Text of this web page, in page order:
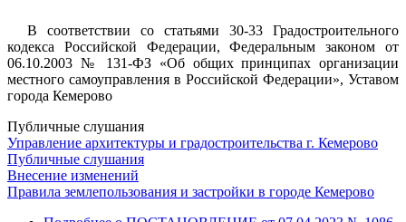
В соответствии со статьями 30-33 Градостроительного
кодекса Российской Федерации, Федеральным законом от
06.10.2003 № 131-ФЗ «Об общих принципах организации
местного самоуправления в Российской Федерации», Уставом
города Кемерово
Публичные слушания
Управление архитектуры и градостроительства г. Кемерово
Публичные слушания
Внесение изменений
Правила землепользования и застройки в городе Кемерово